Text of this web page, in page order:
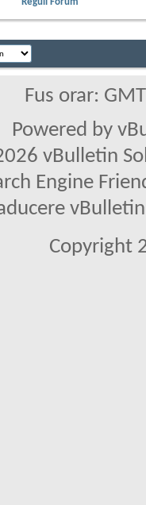
Reguli Forum
Fus orar:
Powered by
vBulletin
Engine
Copyright